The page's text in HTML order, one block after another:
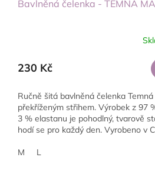
Bavlněná čelenka - TEMNÁ
230 Kč
Ručně šitá bavlněná čelenka
překříženým střihem. Výrobek z 97
3 % elastanu je pohodlný, tvarově
hodí se pro každý den. Vyrobeno v
M L